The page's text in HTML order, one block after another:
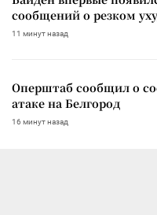
сообщений о резком
11 минут назад
Оперштаб сообщил о
атаке на Белгород
16 минут назад